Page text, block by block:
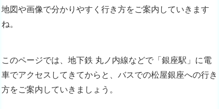
地図や画像で分かりやすく行き方をご案内していきます
ね。
このページでは、地下鉄 丸ノ内線などで「銀座駅」に電
車でアクセスしてきてからと、バスでの松屋銀座への行き
方をご案内していきましょう。